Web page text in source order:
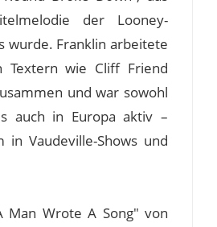
der Looney-
wurde. Franklin arbeitete
Textern wie Cliff Friend
und war sowohl
auch in Europa aktiv –
in Vaudeville-Shows und
Man Wrote A Song" von